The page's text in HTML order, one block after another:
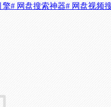
擎# 网盘搜索神器# 网盘视频